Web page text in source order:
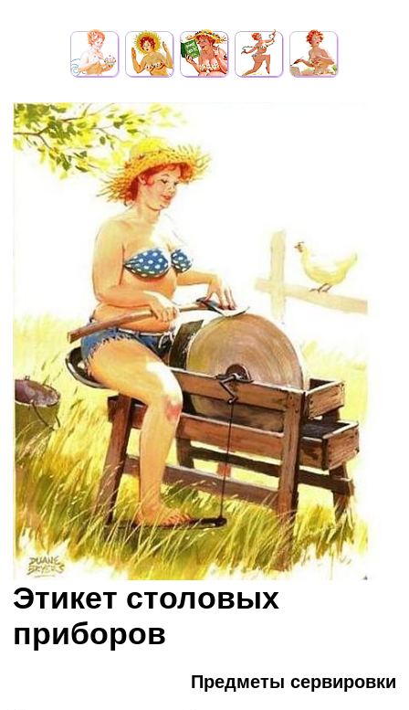
Этикет столовых
приборов
Предметы сервировки